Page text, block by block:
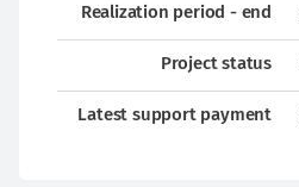
Realization period - end
Project status
Latest support payment